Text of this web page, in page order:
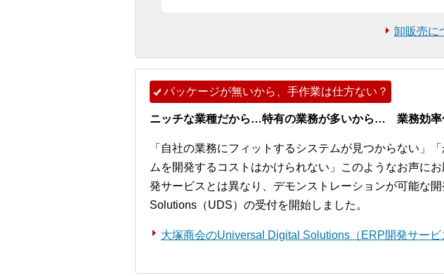
卸販売に
パッケージが無いから、手作業は仕方ない？
ニッチな業種だから…特有の業務が多いから… 業務効率
「自社の業務にフィットするシステムが見つからない」
ムを開発するコストはかけられない」このようなお声に
発サービスとは異なり、デモンストレーションが可能な
Solutions（UDS）の受付を開始しました。
大塚商会のUniversal Digital Solutions（ERP開発サービ